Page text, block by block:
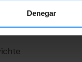
Denegar